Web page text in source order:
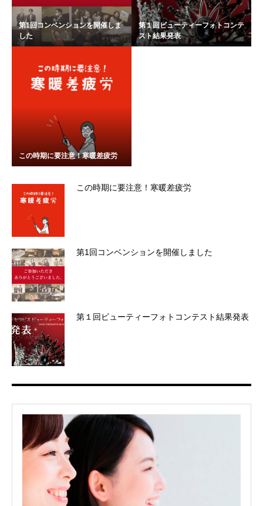
第1回コンベンションを開催しま
した
第１回ビューティーフォトコンテ
スト結果発表
この時期に要注意！寒暖差疲労
この時期に要注意！寒暖差疲労
第1回コンベンションを開催しました
第１回ビューティーフォトコンテスト結果発表